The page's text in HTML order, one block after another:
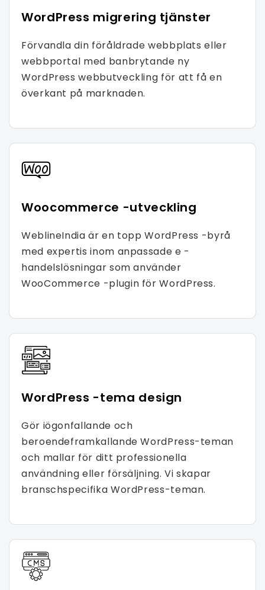
WordPress migrering tjänster
Förvandla din föråldrade webbplats eller
webbportal med banbrytande ny
WordPress webbutveckling för att få en
överkant på marknaden.
Woocommerce -utveckling
WeblineIndia är en topp WordPress -byrå
med expertis inom anpassade e -
handelslösningar som använder
WooCommerce -plugin för WordPress.
WordPress -tema design
Gör iögonfallande och
beroendeframkallande WordPress-teman
och mallar för ditt professionella
användning eller försäljning. Vi skapar
branschspecifika WordPress-teman.